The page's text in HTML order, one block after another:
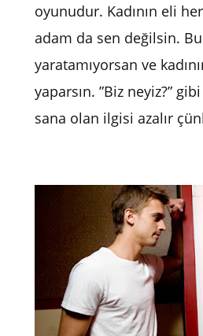
oyunudur. Kadının eli
adam da sen değilsin.
yaratamıyorsan ve
yaparsın. ”Biz neyiz?”
sana olan ilgisi azalır